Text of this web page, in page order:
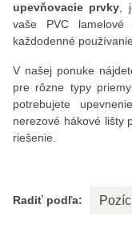
upevňovacie prvky ,
vaše PVC
každodenné používanie.
V našej ponuke
pre rôzne typy
potrebujete
nerezové hákové lišty
riešenie.
Radiť podľa: